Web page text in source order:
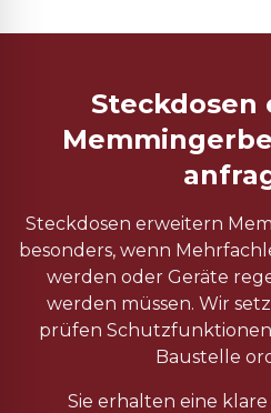
Steckdosen
Steckdosen erweitern
besonders, wenn
werden oder Geräte
werden müssen. Wir
prüfen
Baustelle
Sie erhalten eine